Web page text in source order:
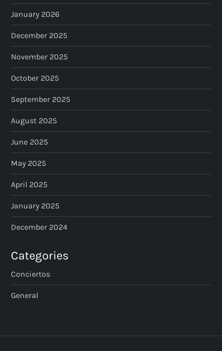
January 2026
December 2025
November 2025
October 2025
September 2025
August 2025
June 2025
May 2025
April 2025
January 2025
December 2024
Categories
Conciertos
General